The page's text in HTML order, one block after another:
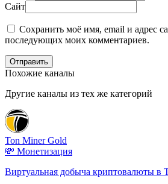
Сайт
Сохранить моё имя, email и адрес
последующих моих комментариев.
Отправить
Похожие каналы
Другие каналы из тех же категорий
Ton Miner Gold
💸 Монетизация
Виртуальная добыча криптовалюты в